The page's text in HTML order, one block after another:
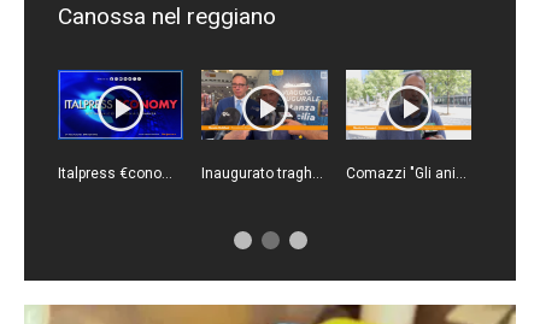
Canossa nel reggiano
Italpress €conomy - Puntata del 7 agosto 2026 Inaugurato traghetto Costanza I di Sicilia, Schifani "Mantenuto impegni presi" Comazzi "Gli animali non si abbandonano, denunciate chi lo fa"